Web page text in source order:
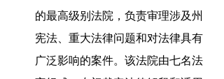
的最高级别法院，负责审理涉及州
宪法、重大法律问题和对法律具有
广泛影响的案件。该法院由七名法